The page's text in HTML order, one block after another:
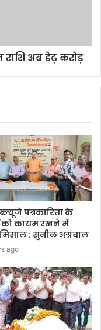
अब डेढ़ करोड़
पत्रकारिता के
को कायम रखने में
: सुनील अग्रवाल
ago